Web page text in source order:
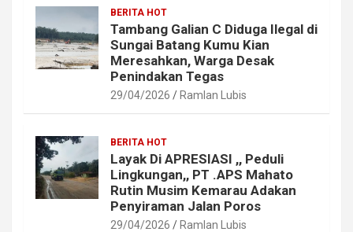
BERITA HOT
Tambang Galian C Diduga Ilegal di
Sungai Batang Kumu Kian
Meresahkan, Warga Desak
Penindakan Tegas
29/04/2026 Ramlan Lubis
BERITA HOT
Layak Di APRESIASI ,, Peduli
Lingkungan,, PT .APS Mahato
Rutin Musim Kemarau Adakan
Penyiraman Jalan Poros
29/04/2026 Ramlan Lubis